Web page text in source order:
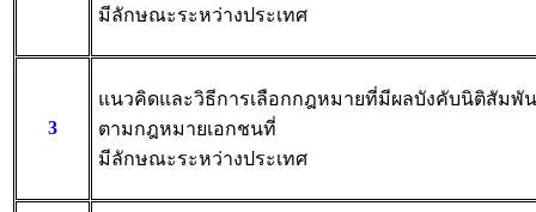
มีลักษณะระหว่างประเทศ
3
แนวคิดและวิธีการเลือกกฎหมายที่มีผลบังคับนิติสัมพั
ตามกฎหมายเอกชนที่
มีลักษณะระหว่างประเทศ